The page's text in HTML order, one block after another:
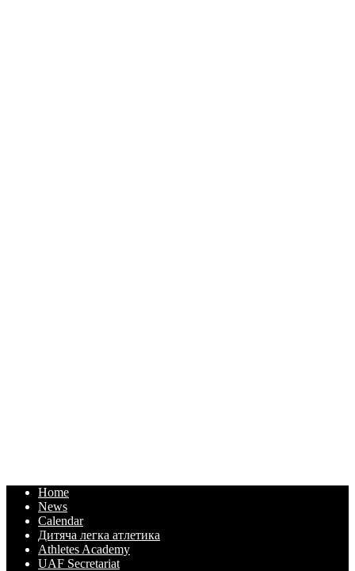
Home
News
Calendar
Дитяча легка атлетика
Athletes Academy
UAF Secretariat